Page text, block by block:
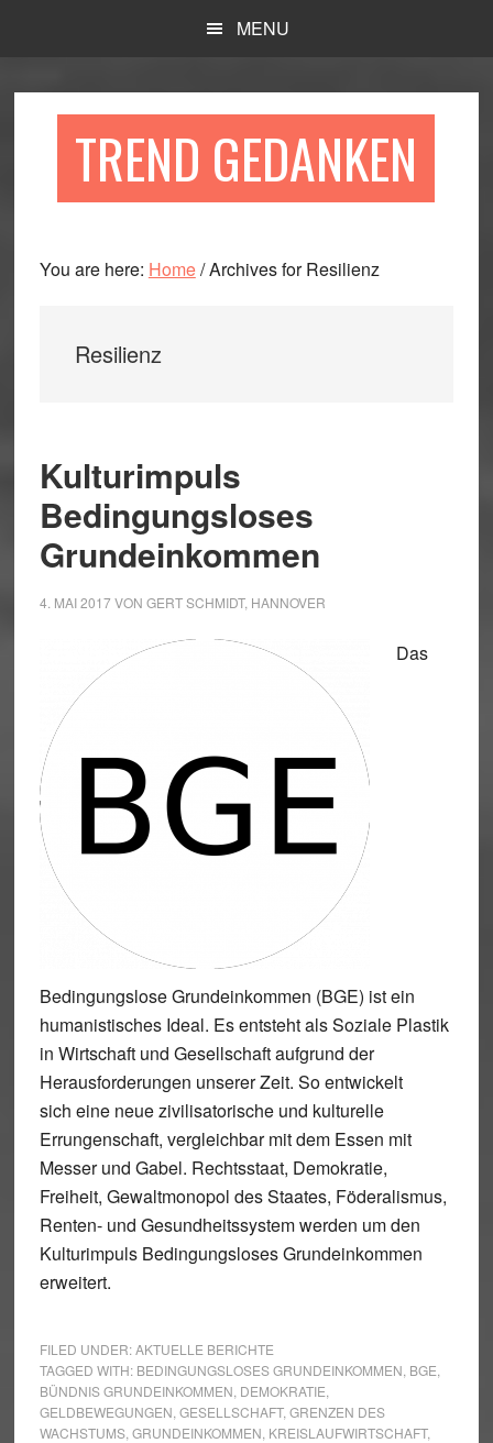
content
sidebar
MENU
TREND GEDANKEN
You are here: Home/Archives for Resilienz
Resilienz
Kulturimpuls
Bedingungsloses
Grundeinkommen
4. MAI 2017VON GERT SCHMIDT, HANNOVER
Das
Bedingungslose Grundeinkommen (BGE) ist ein
humanistisches Ideal. Es entsteht als Soziale Plastik
in Wirtschaft und Gesellschaft aufgrund der
Herausforderungen unserer Zeit. So entwickelt
sich eine neue zivilisatorische und kulturelle
Errungenschaft, vergleichbar mit dem Essen mit
Messer und Gabel. Rechtsstaat, Demokratie,
Freiheit, Gewaltmonopol des Staates, Föderalismus,
Renten- und Gesundheitssystem werden um den
Kulturimpuls Bedingungsloses Grundeinkommen
erweitert.
FILED UNDER:AKTUELLE BERICHTE
TAGGED WITH: BEDINGUNGSLOSES GRUNDEINKOMMEN BGE
BÜNDNIS GRUNDEINKOMMEN DEMOKRATIE
GELDBEWEGUNGEN GESELLSCHAFT, GRENZEN DES
WACHSTUMS, GRUNDEINKOMMEN KREISLAUFWIRTSCHAFT,